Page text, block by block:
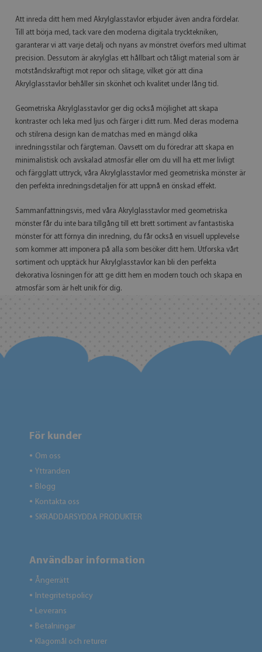
Att inreda ditt hem med Akrylglasstavlor erbjuder även andra fördelar.
Till att börja med, tack vare den moderna digitala trycktekniken,
garanterar vi att varje detalj och nyans av mönstret överförs med ultimat
precision. Dessutom är akrylglas ett hållbart och tåligt material som är
motståndskraftigt mot repor och slitage, vilket gör att dina
Akrylglasstavlor behåller sin skönhet och kvalitet under lång tid.
Geometriska Akrylglasstavlor ger dig också möjlighet att skapa
kontraster och leka med ljus och färger i ditt rum. Med deras moderna
och stilrena design kan de matchas med en mängd olika
inredningsstilar och färgteman. Oavsett om du föredrar att skapa en
minimalistisk och avskalad atmosfär eller om du vill ha ett mer livligt
och färgglatt uttryck, våra Akrylglasstavlor med geometriska mönster är
den perfekta inredningsdetaljen för att uppnå en önskad effekt.
Sammanfattningsvis, med våra Akrylglasstavlor med geometriska
mönster får du inte bara tillgång till ett brett sortiment av fantastiska
mönster för att förnya din inredning, du får också en visuell upplevelse
som kommer att imponera på alla som besöker ditt hem. Utforska vårt
sortiment och upptäck hur Akrylglasstavlor kan bli den perfekta
dekorativa lösningen för att ge ditt hem en modern touch och skapa en
atmosfär som är helt unik för dig.
För kunder
● Om oss
● Yttranden
● Blogg
● Kontakta oss
● SKRÄDDARSYDDA PRODUKTER
Användbar information
● Ångerrätt
● Integritetspolicy
● Leverans
● Betalningar
● Klagomål och returer